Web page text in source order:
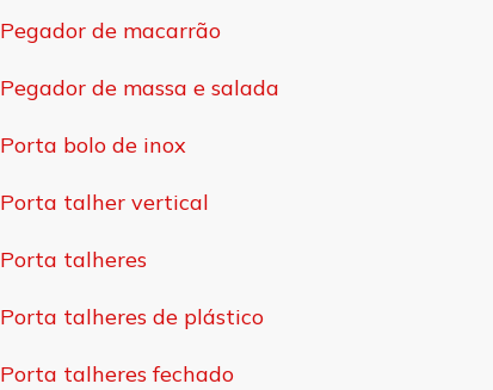
Pegador de macarrão
Pegador de massa e salada
Porta bolo de inox
Porta talher vertical
Porta talheres
Porta talheres de plástico
Porta talheres fechado